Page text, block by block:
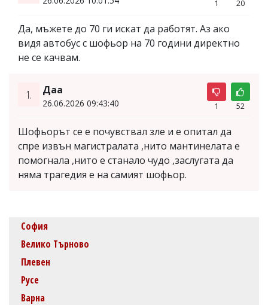
1 20
Да, мъжете до 70 ги искат да работят. Аз ако
видя автобус с шофьор на 70 години директно
не се качвам.
1. Даа
26.06.2026 09:43:40 1 52
Шофьорът се е почувствал зле и е опитал да
спре извън магистралата ,нито мантинелата е
помогнала ,нито е станало чудо ,заслугата да
няма трагедия е на самият шофьор.
София
Велико Търново
Плевен
Русе
Варна